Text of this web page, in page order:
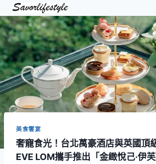
Skip
to
content
美食饗宴
奢寵食光！台北萬豪酒店與英國頂
EVE LOM攜手推出「金緻悅己·伊